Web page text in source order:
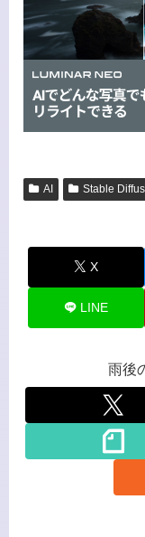
AI Stable
X
LINE
雨後